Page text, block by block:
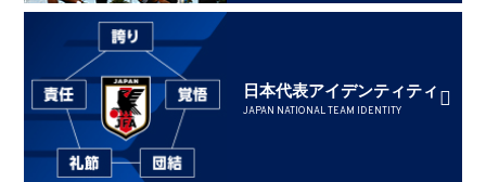
日本代表アイデンティティ
JAPAN NATIONAL TEAM IDENTITY